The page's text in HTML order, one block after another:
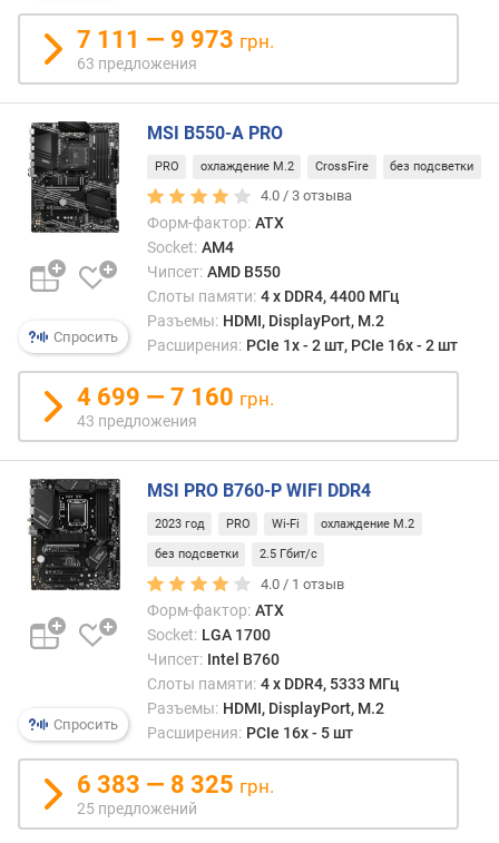
)
о
б
ъ
е
м
к
о
м
л
е
т
г
о
н
а
к
о
п
и
е
л
Г
Б
)
с
л
7 111 — 9 973 грн.
63 предложения
Спросить
MSI B550-A PRO
PRO охлаждение M.2 CrossFire без подсветки
4.0 /3 отзыва
Форм-фактор: ATX
Socket: AM4
Чипсет: AMD B550
Слоты памяти: 4 х DDR4, 4400 МГц
Разъемы: HDMI, DisplayPort, M.2
Расширения: PCIe 1x - 2 шт, PCIe 16x - 2 шт
4 699 — 7 160 грн.
43 предложения
Спросить
MSI PRO B760-P WIFI DDR4
2023 год PRO Wi-Fi охлаждение M.2
без подсветки 2.5 Гбит/с
4.0 / 1 отзыв
Форм-фактор: ATX
Socket: LGA 1700
Чипсет: Intel B760
Слоты памяти: 4 х DDR4, 5333 МГц
Разъемы: HDMI, DisplayPort, M.2
Расширения: PCIe 16x - 5 шт
6 383 — 8 325 грн.
25 предложений